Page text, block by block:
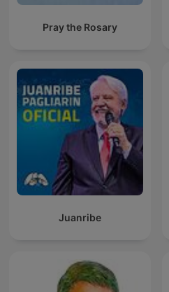
Pray the Rosary
Juanribe